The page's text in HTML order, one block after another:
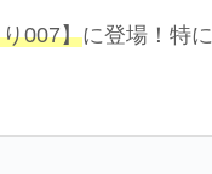
007】に登場！特に